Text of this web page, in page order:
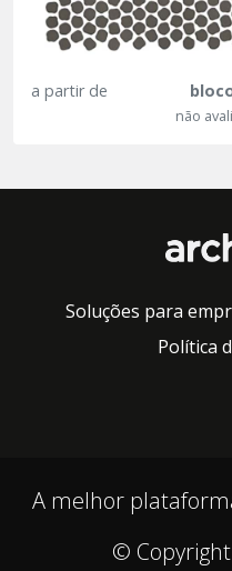
a partir de
não
Soluções para
Política
A melhor
©